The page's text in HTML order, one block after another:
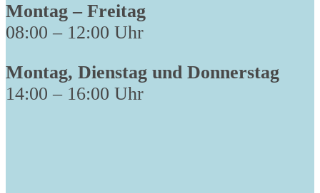
Montag – Freitag
08:00 – 12:00 Uhr
Montag, Dienstag und Donnerstag
14:00 – 16:00 Uhr